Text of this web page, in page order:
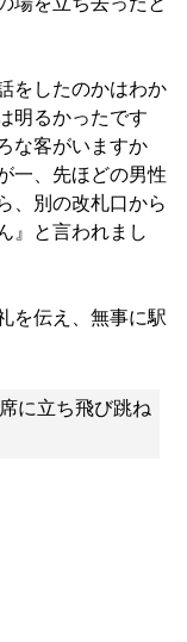
をしたのかはわか
明るかったです
な客がいますか
一、先ほどの男性
、別の改札口から
』と言われまし
を伝え、無事に駅
に立ち飛び跳ね